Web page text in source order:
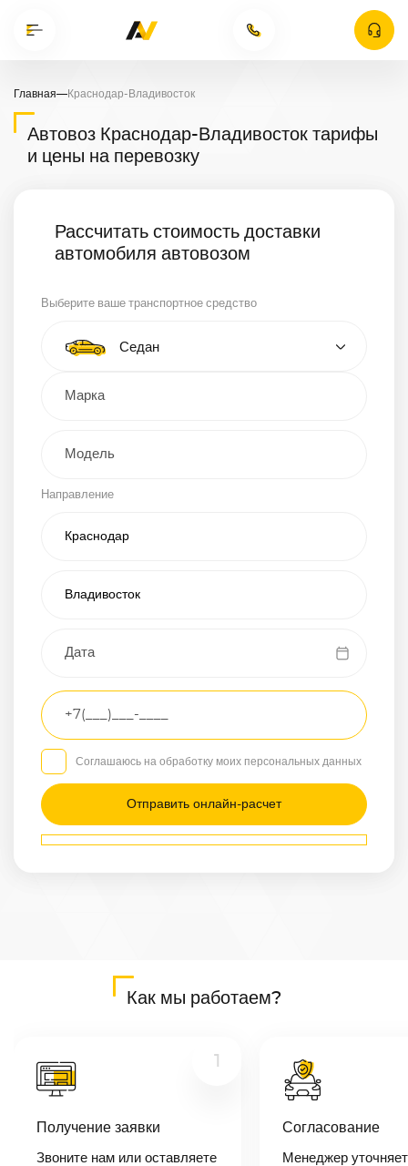
Главная—Краснодар-Владивосток
Автовоз Краснодар-Владивосток тарифы
и цены на перевозку
Рассчитать стоимость доставки
автомобиля автовозом
Выберите ваше транспортное средство
Тип автомобиля
Седан
Кроссовер
Грузовой
Другое
Направление
Транспортное
средство
Седан
/
Маршрут
Краснодар
менеджер-
свяжется с
Соглашаюсь на обработку моих персональных данных
Как мы работаем?
1
Получение заявки
Звоните нам или оставляете
Согласование
Менеджер уточняет